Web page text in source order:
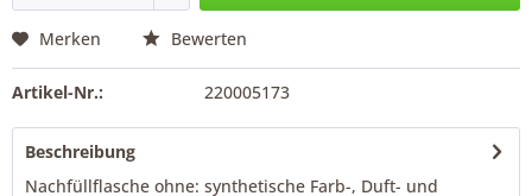
Merken Bewerten
Artikel-Nr.: 220005173
Beschreibung
Nachfüllflasche ohne: synthetische Farb-, Duft- und